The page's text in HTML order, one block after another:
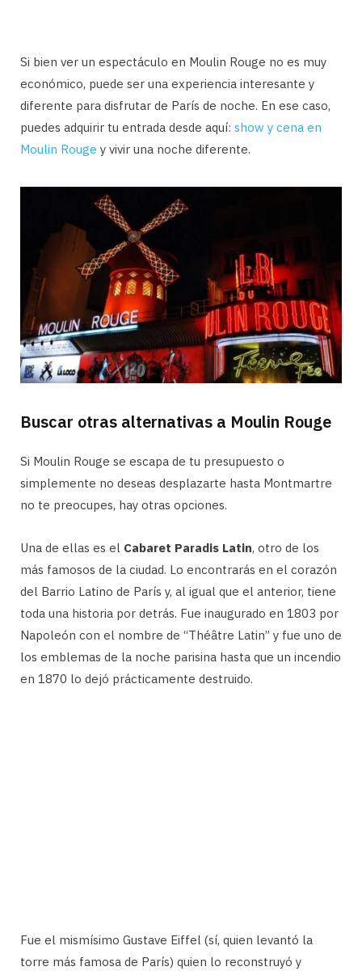
Si bien ver un espectáculo en Moulin Rouge no es muy
económico, puede ser una experiencia interesante y
diferente para disfrutar de París de noche. En ese caso,
puedes adquirir tu entrada desde aquí: show y cena en
Moulin Rouge y vivir una noche diferente.
Buscar otras alternativas a Moulin Rouge
Si Moulin Rouge se escapa de tu presupuesto o
simplemente no deseas desplazarte hasta Montmartre
no te preocupes, hay otras opciones.
Una de ellas es el Cabaret Paradis Latin, otro de los
más famosos de la ciudad. Lo encontrarás en el corazón
del Barrio Latino de París y, al igual que el anterior, tiene
toda una historia por detrás. Fue inaugurado en 1803 por
Napoleón con el nombre de “Théâtre Latin” y fue uno de
los emblemas de la noche parisina hasta que un incendio
en 1870 lo dejó prácticamente destruido.
Fue el mismísimo Gustave Eiffel (sí, quien levantó la
torre más famosa de París) quien lo reconstruyó y